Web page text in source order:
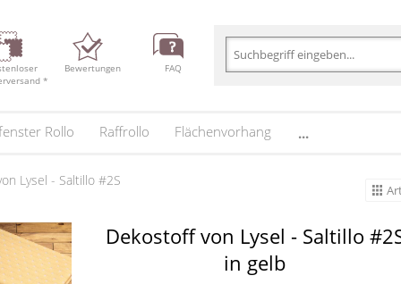
*
Bewertungen FAQ
Rollo Raffrollo Flächenvorhang ...
Lysel - Saltillo #2S
Dekostoff von Lysel - Saltillo
in gelb